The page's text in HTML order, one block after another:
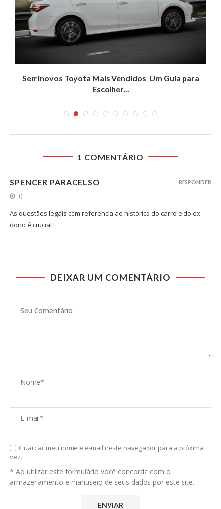
Seminovos Toyota Mais Vendidos: Um Guia para
Escolher...
1 COMENTÁRIO
SPENCER PARACELSO
()
As questões legais com referencia ao histórico do carro e do ex
dono é crucial !
RESPONDER
DEIXAR UM COMENTÁRIO
Guardar meu nome e e-mail neste navegador para a próxima
vez.
* Ao utilizar este formulário você concorda com o
armazenamento e manuseio de seus dados por este site.